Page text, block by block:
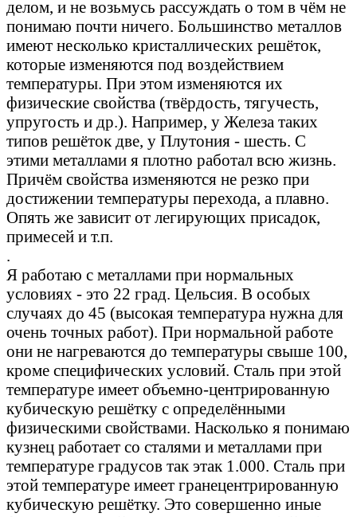
делом, и не возьмусь рассуждать о том в чём не
понимаю почти ничего. Большинство металлов
имеют несколько кристаллических решёток,
которые изменяются под воздействием
температуры. При этом изменяются их
физические свойства (твёрдость, тягучесть,
упругость и др.). Например, у Железа таких
типов решёток две, у Плутония - шесть. С
этими металлами я плотно работал всю жизнь.
Причём свойства изменяются не резко при
достижении температуры перехода, а плавно.
Опять же зависит от легирующих присадок,
примесей и т.п.
.
Я работаю с металлами при нормальных
условиях - это 22 град. Цельсия. В особых
случаях до 45 (высокая температура нужна для
очень точных работ). При нормальной работе
они не нагреваются до температуры свыше 100,
кроме специфических условий. Сталь при этой
температуре имеет объемно-центрированную
кубическую решётку с определёнными
физическими свойствами. Насколько я понимаю
кузнец работает со сталями и металлами при
температуре градусов так этак 1.000. Сталь при
этой температуре имеет гранецентрированную
кубическую решётку. Это совершенно иные